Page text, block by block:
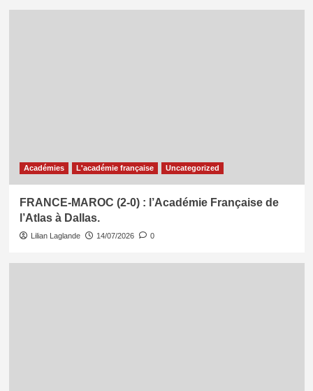
Académies L'académie française Uncategorized
FRANCE-MAROC (2-0) : l’Académie Française de
l’Atlas à Dallas.
Lilian Laglande 14/07/2026 0